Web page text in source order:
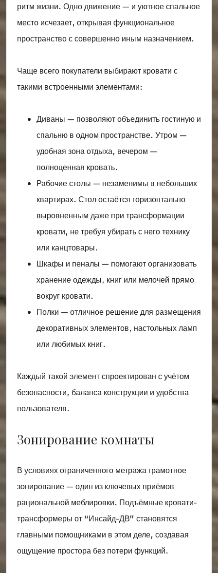
ритм жизни. Одно движение — и уютное спальное
место исчезает, открывая функциональное
пространство с совершенно иным назначением.
Чаще всего покупатели выбирают кровати с
такими встроенными элементами:
Диваны — позволяют объединить гостиную и
спальню в одном пространстве. Утром —
удобная зона отдыха, вечером —
полноценная кровать.
Рабочие столы — незаменимы в небольших
квартирах. Стол остаётся горизонтально
выровненным даже при трансформации
кровати, не требуя убирать с него технику
или канцтовары.
Шкафы и пеналы — помогают организовать
хранение одежды, книг или мелочей прямо
вокруг кровати.
Полки — отличное решение для размещения
декоративных элементов, настольных ламп
или любимых книг.
Каждый такой элемент спроектирован с учётом
безопасности, баланса конструкции и удобства
пользователя.
Зонирование комнаты
В условиях ограниченного метража грамотное
зонирование — один из ключевых приёмов
рациональной меблировки. Подъёмные кровати-
трансформеры от “Инсайд-ДВ” становятся
главными помощниками в этом деле, создавая
ощущение простора без потери функций.